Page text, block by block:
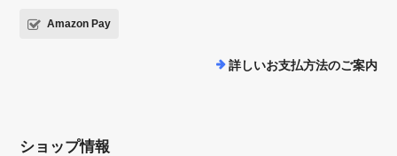
Amazon Pay
詳しいお支払方法のご案内
ショップ情報